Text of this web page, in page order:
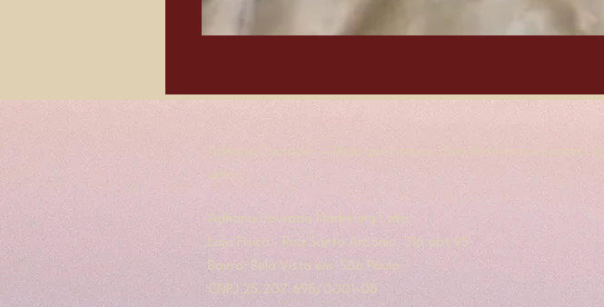
Adriana Dourado — Mais que bolsas. Uma história costurada com
amor.
​​Adriana Dourado Marketing Ltda.
Loja Física - Rua Santo Antônio, 316 apt 95
Bairro: Bela Vista em São Paulo
​CNPJ 25.207.695/0001-08